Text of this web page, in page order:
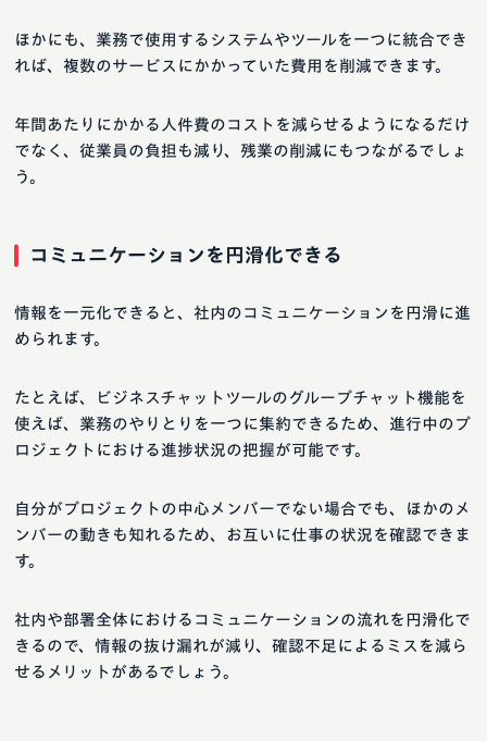
ほかにも、業務で使用するシステムやツールを一つに統合でき
れば、複数のサービスにかかっていた費用を削減できます。
年間あたりにかかる人件費のコストを減らせるようになるだけ
でなく、従業員の負担も減り、残業の削減にもつながるでしょ
う。
コミュニケーションを円滑化できる
情報を一元化できると、社内のコミュニケーションを円滑に進
められます。
たとえば、ビジネスチャットツールのグループチャット機能を
使えば、業務のやりとりを一つに集約できるため、進行中のプ
ロジェクトにおける進捗状況の把握が可能です。
自分がプロジェクトの中心メンバーでない場合でも、ほかのメ
ンバーの動きも知れるため、お互いに仕事の状況を確認できま
す。
社内や部署全体におけるコミュニケーションの流れを円滑化で
きるので、情報の抜け漏れが減り、確認不足によるミスを減ら
せるメリットがあるでしょう。